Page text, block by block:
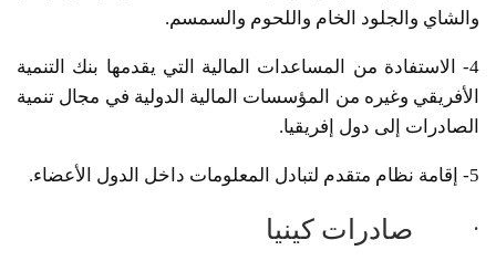
والشاي والجلود الخام واللحوم والسمسم.
4- الاستفادة من المساعدات المالية التي يقدمها بنك التنمية
الأفريقي وغيره من المؤسسات المالية الدولية في مجال تنمية
الصادرات إلى دول إفريقيا.
5- إقامة نظام متقدم لتبادل المعلومات داخل الدول الأعضاء.
· صادرات كينيا